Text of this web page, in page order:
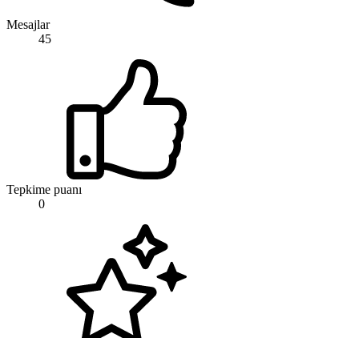
Mesajlar
45
Tepkime puanı
0